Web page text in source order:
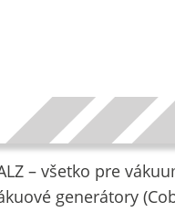
– všetko pre
generátory